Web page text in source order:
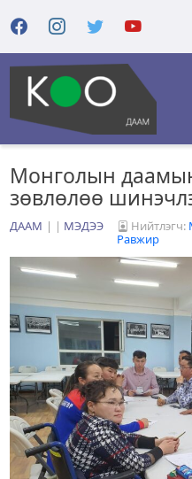
Монголын
зөвлөлөө
ДААМ | МЭДЭЭ Нийтлэгч:
Равжир